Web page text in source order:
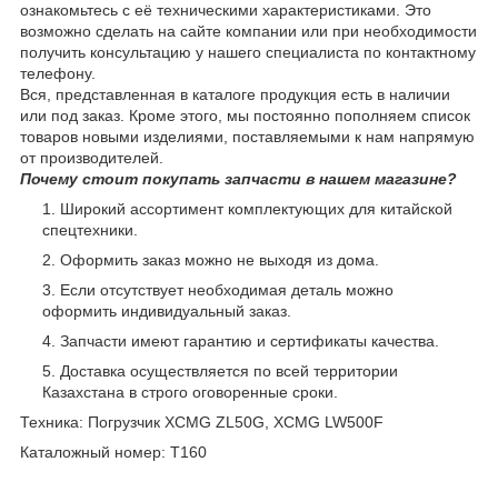
ознакомьтесь с её техническими характеристиками. Это
возможно сделать на сайте компании или при необходимости
получить консультацию у нашего специалиста по контактному
телефону.
Вся, представленная в каталоге продукция есть в наличии
или под заказ. Кроме этого, мы постоянно пополняем список
товаров новыми изделиями, поставляемыми к нам напрямую
от производителей.
Почему стоит покупать запчасти в нашем магазине?
Широкий ассортимент комплектующих для китайской
спецтехники.
Оформить заказ можно не выходя из дома.
Если отсутствует необходимая деталь можно
оформить индивидуальный заказ.
Запчасти имеют гарантию и сертификаты качества.
Доставка осуществляется по всей территории
Казахстана в строго оговоренные сроки.
Техника: Погрузчик XCMG ZL50G, XCMG LW500F
Каталожный номер: T160